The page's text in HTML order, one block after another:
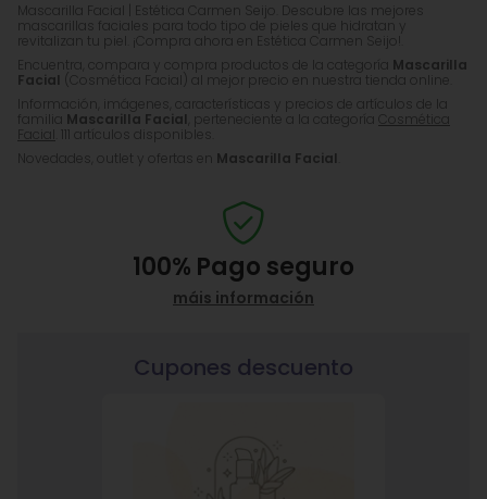
Mascarilla Facial | Estética Carmen Seijo. Descubre las mejores
mascarillas faciales para todo tipo de pieles que hidratan y
revitalizan tu piel. ¡Compra ahora en Estética Carmen Seijo!.
Encuentra, compara y compra productos de la categoría Mascarilla
Facial
(Cosmética Facial) al mejor precio en nuestra tienda online.
Información, imágenes, características y precios de artículos de la
familia Mascarilla Facial , perteneciente a la categoría
Cosmética
Facial . 111 artículos disponibles.
Novedades, outlet y ofertas en Mascarilla Facial
100% Pago seguro
máis información
Cupones descuento